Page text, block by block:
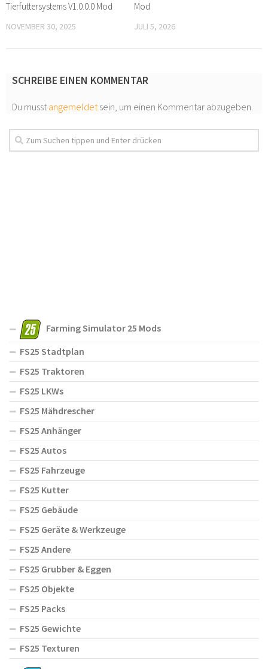
Tierfuttersystems V1.0.0.0 Mod
NOVEMBER 30, 2025
Mod
JULI 5, 2026
SCHREIBE EINEN KOMMENTAR
Du musstangemeldetsein, um einen Kommentar abzugeben.
Farming Simulator 25 Mods
FS25 Stadtplan
FS25 Traktoren
FS25 LKWs
FS25 Mähdrescher
FS25 Anhänger
FS25 Autos
FS25 Fahrzeuge
FS25 Kutter
FS25 Gebäude
FS25 Geräte & Werkzeuge
FS25 Andere
FS25 Grubber & Eggen
FS25 Objekte
FS25 Packs
FS25 Gewichte
FS25 Texturen